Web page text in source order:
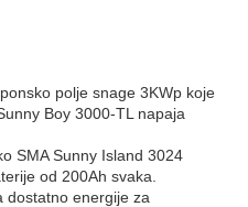
polje snage 3KWp koje
Boy 3000-TL napaja
SMA Sunny Island 3024
od 200Ah svaka.
dostatno energije za